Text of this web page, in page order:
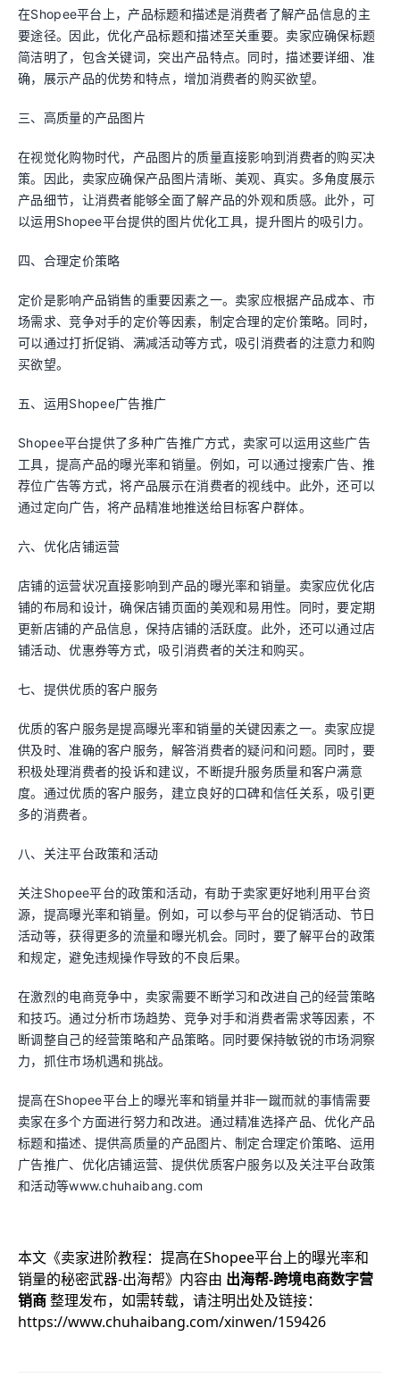
在Shopee平台上，产品标题和描述是消费者了解产品信息的主
要途径。因此，优化产品标题和描述至关重要。卖家应确保标题
简洁明了，包含关键词，突出产品特点。同时，描述要详细、准
确，展示产品的优势和特点，增加消费者的购买欲望。
三、高质量的产品图片
在视觉化购物时代，产品图片的质量直接影响到消费者的购买决
策。因此，卖家应确保产品图片清晰、美观、真实。多角度展示
产品细节，让消费者能够全面了解产品的外观和质感。此外，可
以运用Shopee平台提供的图片优化工具，提升图片的吸引力。
四、合理定价策略
定价是影响产品销售的重要因素之一。卖家应根据产品成本、市
场需求、竞争对手的定价等因素，制定合理的定价策略。同时，
可以通过打折促销、满减活动等方式，吸引消费者的注意力和购
买欲望。
五、运用Shopee广告推广
Shopee平台提供了多种广告推广方式，卖家可以运用这些广告
工具，提高产品的曝光率和销量。例如，可以通过搜索广告、推
荐位广告等方式，将产品展示在消费者的视线中。此外，还可以
通过定向广告，将产品精准地推送给目标客户群体。
六、优化店铺运营
店铺的运营状况直接影响到产品的曝光率和销量。卖家应优化店
铺的布局和设计，确保店铺页面的美观和易用性。同时，要定期
更新店铺的产品信息，保持店铺的活跃度。此外，还可以通过店
铺活动、优惠券等方式，吸引消费者的关注和购买。
七、提供优质的客户服务
优质的客户服务是提高曝光率和销量的关键因素之一。卖家应提
供及时、准确的客户服务，解答消费者的疑问和问题。同时，要
积极处理消费者的投诉和建议，不断提升服务质量和客户满意
度。通过优质的客户服务，建立良好的口碑和信任关系，吸引更
多的消费者。
八、关注平台政策和活动
关注Shopee平台的政策和活动，有助于卖家更好地利用平台资
源，提高曝光率和销量。例如，可以参与平台的促销活动、节日
活动等，获得更多的流量和曝光机会。同时，要了解平台的政策
和规定，避免违规操作导致的不良后果。
在激烈的电商竞争中，卖家需要不断学习和改进自己的经营策略
和技巧。通过分析市场趋势、竞争对手和消费者需求等因素，不
断调整自己的经营策略和产品策略。同时要保持敏锐的市场洞察
力，抓住市场机遇和挑战。
提高在Shopee平台上的曝光率和销量并非一蹴而就的事情需要
卖家在多个方面进行努力和改进。通过精准选择产品、优化产品
标题和描述、提供高质量的产品图片、制定合理定价策略、运用
广告推广、优化店铺运营、提供优质客户服务以及关注平台政策
和活动等www.chuhaibang.com
本文《卖家进阶教程：提高在Shopee平台上的曝光率和
销量的秘密武器-出海帮》内容由 出海帮-跨境电商数字营
销商整理发布，如需转载，请注明出处及链接：
https://www.chuhaibang.com/xinwen/159426